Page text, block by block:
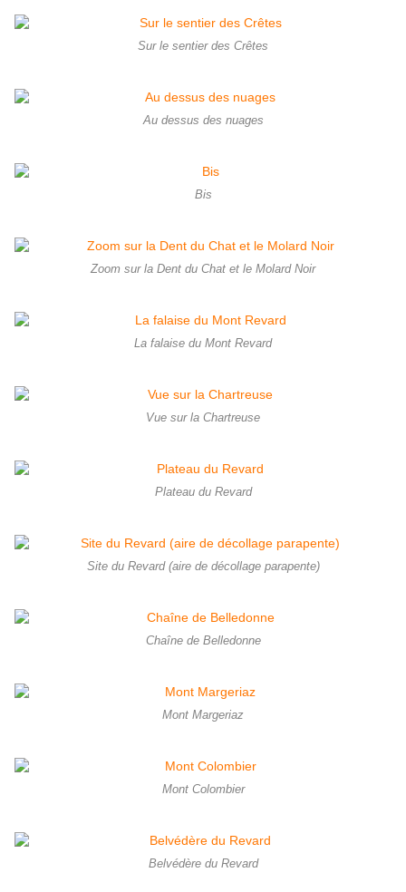
Sur le sentier des Crêtes
Au dessus des nuages
Bis
Zoom sur la Dent du Chat et le Molard Noir
La falaise du Mont Revard
Vue sur la Chartreuse
Plateau du Revard
Site du Revard (aire de décollage parapente)
Chaîne de Belledonne
Mont Margeriaz
Mont Colombier
Belvédère du Revard